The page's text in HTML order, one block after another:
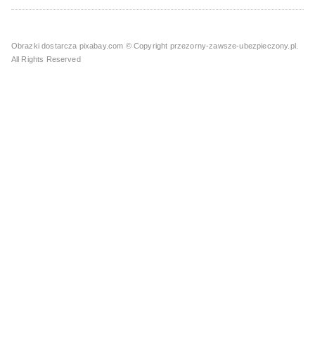
Obrazki dostarcza pixabay.com © Copyright przezorny-zawsze-ubezpieczony.pl.
All Rights Reserved